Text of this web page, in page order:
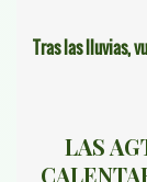
Tras las lluvias,
LAS